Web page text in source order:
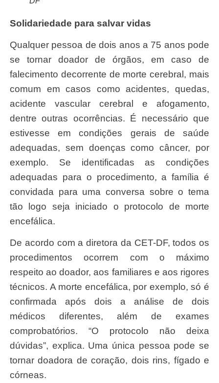
Solidariedade para salvar vidas
Qualquer pessoa de dois anos a 75 anos pode
se tornar doador de órgãos, em caso de
falecimento decorrente de morte cerebral, mais
comum em casos como acidentes, quedas,
acidente vascular cerebral e afogamento,
dentre outras ocorrências. É necessário que
estivesse em condições gerais de saúde
adequadas, sem doenças como câncer, por
exemplo. Se identificadas as condições
adequadas para o procedimento, a família é
convidada para uma conversa sobre o tema
tão logo seja iniciado o protocolo de morte
encefálica.
De acordo com a diretora da CET-DF, todos os
procedimentos ocorrem com o máximo
respeito ao doador, aos familiares e aos rigores
técnicos. A morte encefálica, por exemplo, só é
confirmada após dois a análise de dois
médicos diferentes, além de exames
comprobatórios. “O protocolo não deixa
dúvidas”, explica. Uma única pessoa pode se
tornar doadora de coração, dois rins, fígado e
córneas.